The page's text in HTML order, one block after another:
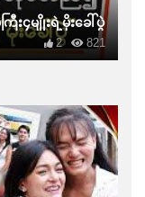
၄မျိုးရဲ့မိုးခေါ်ပွဲ
821
2